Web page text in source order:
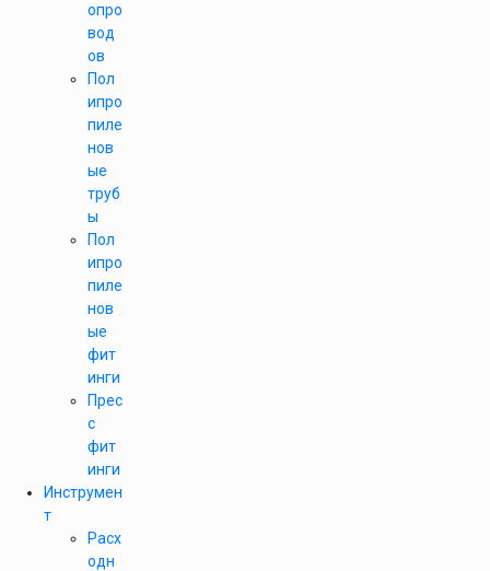
опро
вод
ов
Пол
ипро
пиле
нов
ые
труб
ы
Пол
ипро
пиле
нов
ые
фит
инги
Прес
с
фит
инги
Инструмен
т
Расх
одн